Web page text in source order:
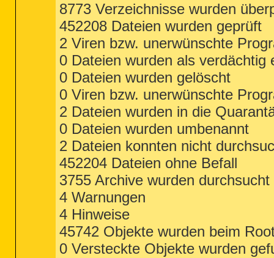
8773 Verzeichnisse wurden
452208 Dateien wurden geprüft
2 Viren bzw. unerwünschte
0 Dateien wurden als verdächtig
0 Dateien wurden gelöscht
0 Viren bzw. unerwünschte
2 Dateien wurden in die
0 Dateien wurden umbenannt
2 Dateien konnten nicht
452204 Dateien ohne Befall
3755 Archive wurden durchsucht
4 Warnungen
4 Hinweise
45742 Objekte wurden beim
0 Versteckte Objekte wurden